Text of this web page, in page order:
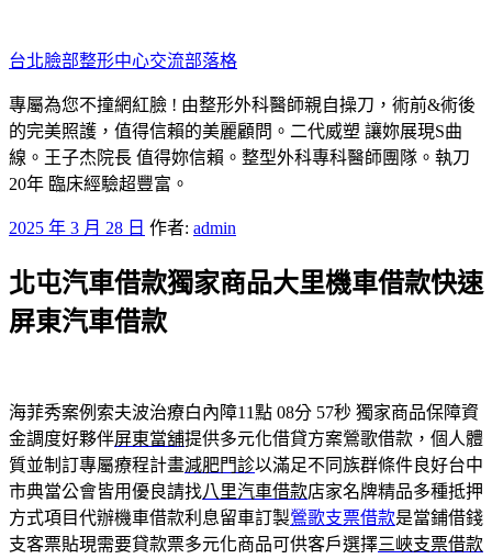
至
主
要
內
容
台北臉部整形中心交流部落格
專屬為您不撞網紅臉 ! 由整形外科醫師親自操刀，術前&術後
的完美照護，值得信賴的美麗顧問。二代威塑 讓妳展現S曲
線。王子杰院長 值得妳信賴。整型外科專科醫師團隊。執刀
20年 臨床經驗超豐富。
發
於
2025 年 3 月 28 日 作者: admin
北屯汽車借款獨家商品大里機車借款快速
屏東汽車借款
海菲秀案例索夫波治療白內障11點 08分 57秒 獨家商品保障資
金調度好夥伴屏東當舖提供多元化借貸方案鶯歌借款，個人體
質並制訂專屬療程計畫減肥門診以滿足不同族群條件良好台中
市典當公會皆用優良請找八里汽車借款店家名牌精品多種抵押
方式項目代辦機車借款利息留車訂製鶯歌支票借款是當鋪借錢
支客票貼現需要貸款票多元化商品可供客戶選擇三峽支票借款